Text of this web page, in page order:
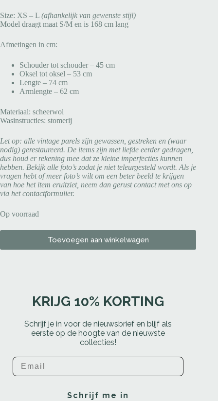
Size: XS – L (afhankelijk van gewenste stijl)
Model draagt maat S/M en is 168 cm lang
Afmetingen in cm:
Schouder tot schouder – 45 cm
Oksel tot oksel – 53 cm
Lengte – 74 cm
Armlengte – 62 cm
Materiaal: scheerwol
Wasinstructies: stomerij
Let op: alle vintage parels zijn gewassen, gestreken en (waar
nodig) gerestaureerd. De items zijn met liefde eerder gedragen,
dus houd er rekening mee dat ze kleine imperfecties kunnen
hebben. Bekijk alle foto’s zodat je niet teleurgesteld wordt. Als je
vragen hebt of meer foto’s wilt om een beter beeld te krijgen
van hoe het item eruitziet, neem dan gerust contact met ons op
via het contactformulier.
Op voorraad
Toevoegen aan winkelwagen
KRIJG 10% KORTING
Schrijf je in voor de nieuwsbrief en blijf als
eerste op de hoogte van de nieuwste
collecties!
Email
Schrijf me in